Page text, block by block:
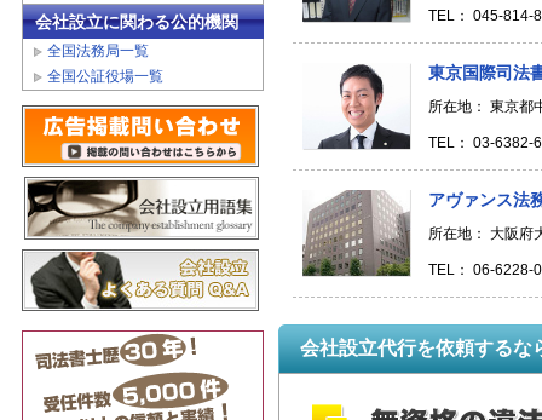
会社設立に関わる公的機関
全国法務局一覧
全国公証役場一覧
TEL： 045-814-
東京国際司法
所在地： 東京都
TEL： 03-6382-
アヴァンス法
所在地： 大阪府
TEL： 06-6228-
会社設立代行を依頼するな